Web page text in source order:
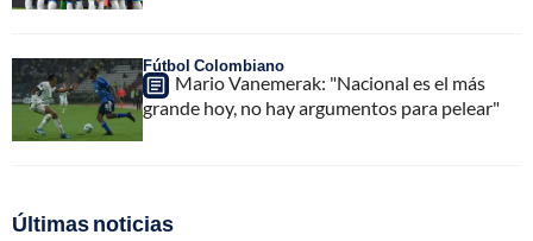
Fútbol Colombiano
Mario Vanemerak: "Nacional es el más
grande hoy, no hay argumentos para pelear"
Últimas noticias